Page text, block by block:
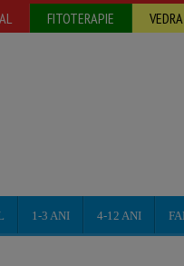
FITOTERAPIE
1-3 ANI 4-12 ANI